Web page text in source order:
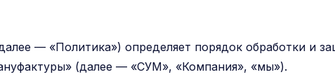
— «Политика») определяет порядок обработки и
(далее — «СУМ», «Компания», «мы»).